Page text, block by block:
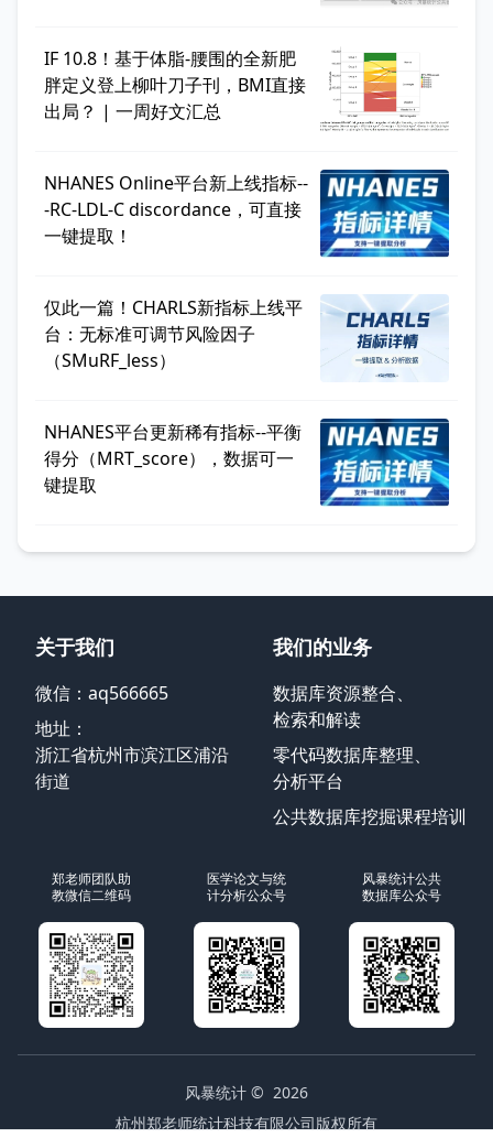
IF 10.8！基于体脂-腰围的全新肥
胖定义登上柳叶刀子刊，BMI直接
出局？ | 一周好文汇总
NHANES Online平台新上线指标--
-RC-LDL-C discordance，可直接
一键提取！
仅此一篇！CHARLS新指标上线平
台：无标准可调节风险因子
（SMuRF_less）
NHANES平台更新稀有指标--平衡
得分（MRT_score），数据可一
键提取
关于我们
微信：aq566665
地址：
浙江省杭州市滨江区浦沿
街道
我们的业务
数据库资源整合、
检索和解读
零代码数据库整理、
分析平台
公共数据库挖掘课程培训
郑老师团队助
教微信二维码
医学论文与统
计分析公众号
风暴统计公共
数据库公众号
风暴统计 © 2026
杭州郑老师统计科技有限公司版权所有